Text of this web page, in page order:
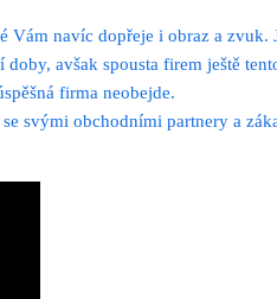
navíc dopřeje i obraz a
doby, avšak spousta firem ještě
firma neobejde.
svými obchodními partnery a